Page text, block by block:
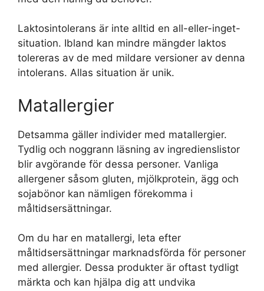
Laktosintolerans är inte alltid en all-eller-inget-
situation. Ibland kan mindre mängder laktos
tolereras av de med mildare versioner av denna
intolerans. Allas situation är unik.
Matallergier
Detsamma gäller individer med matallergier.
Tydlig och noggrann läsning av ingredienslistor
blir avgörande för dessa personer. Vanliga
allergener såsom gluten, mjölkprotein, ägg och
sojabönor kan nämligen förekomma i
måltidsersättningar.
Om du har en matallergi, leta efter
måltidsersättningar marknadsförda för personer
med allergier. Dessa produkter är oftast tydligt
märkta och kan hjälpa dig att undvika